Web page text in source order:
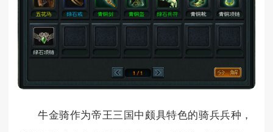
牛金骑作为帝王三国中颇具特色的骑兵兵种，